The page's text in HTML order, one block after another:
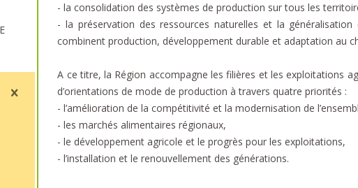
- la consolidation des systèmes de production sur tous les
- la préservation des ressources naturelles et la
combinent production, développement durable et adaptation au
A ce titre, la Région accompagne les filières et les exploitations
d’orientations de mode de production à travers quatre priorités :
- l’amélioration de la compétitivité et la modernisation de
- les marchés alimentaires régionaux,
- le développement agricole et le progrès pour les exploitations,
- l’installation et le renouvellement des générations.